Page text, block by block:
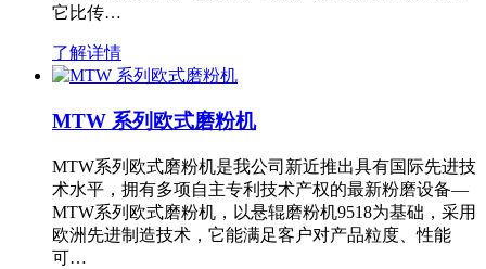
它比传…
了解详情
MTW 系列欧式磨粉机
MTW系列欧式磨粉机是我公司新近推出具有国际先进技
术水平，拥有多项自主专利技术产权的最新粉磨设备—
MTW系列欧式磨粉机，以悬辊磨粉机9518为基础，采用
欧洲先进制造技术，它能满足客户对产品粒度、性能
可…